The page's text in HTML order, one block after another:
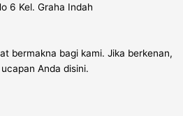
6 Kel. Graha Indah
bermakna bagi kami. Jika berkenan,
Anda disini.